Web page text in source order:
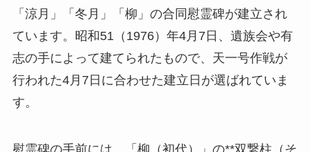
「涼月」「冬月」「柳」の合同慰霊碑が建立され
ています。昭和51（1976）年4月7日、遺族会や有
志の手によって建てられたもので、天一号作戦が
行われた4月7日に合わせた建立日が選ばれていま
す。